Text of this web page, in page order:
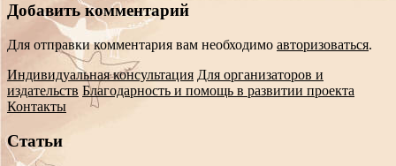
Добавить комментарий
Для отправки комментария вам необходимо авторизоваться.
Индивидуальная консультация Для организаторов и
издательств Благодарность и помощь в развитии проекта
Контакты
Статьи